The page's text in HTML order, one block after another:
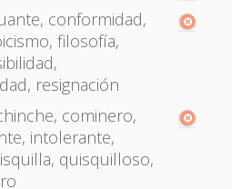
conformidad,
filosofía,
resignación
cominero,
intolerante,
quisquilloso,